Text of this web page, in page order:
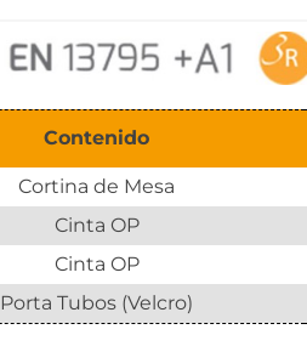
Contenido
Cortina de Mesa
Cinta OP
Cinta OP
Porta Tubos (Velcro)